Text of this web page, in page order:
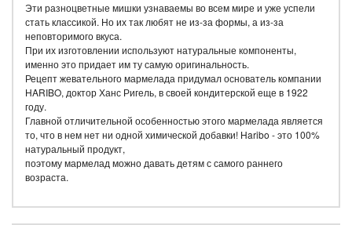
Эти разноцветные мишки узнаваемы во всем мире и уже успели
стать классикой. Но их так любят не из-за формы, а из-за
неповторимого вкуса.
При их изготовлении используют натуральные компоненты,
именно это придает им ту самую оригинальность.
Рецепт жевательного мармелада придумал основатель компании
HARIBO, доктор Ханс Ригель, в своей кондитерской еще в 1922
году.
Главной отличительной особенностью этого мармелада является
то, что в нем нет ни одной химической добавки! Haribo - это 100%
натуральный продукт,
поэтому мармелад можно давать детям с самого раннего
возраста.